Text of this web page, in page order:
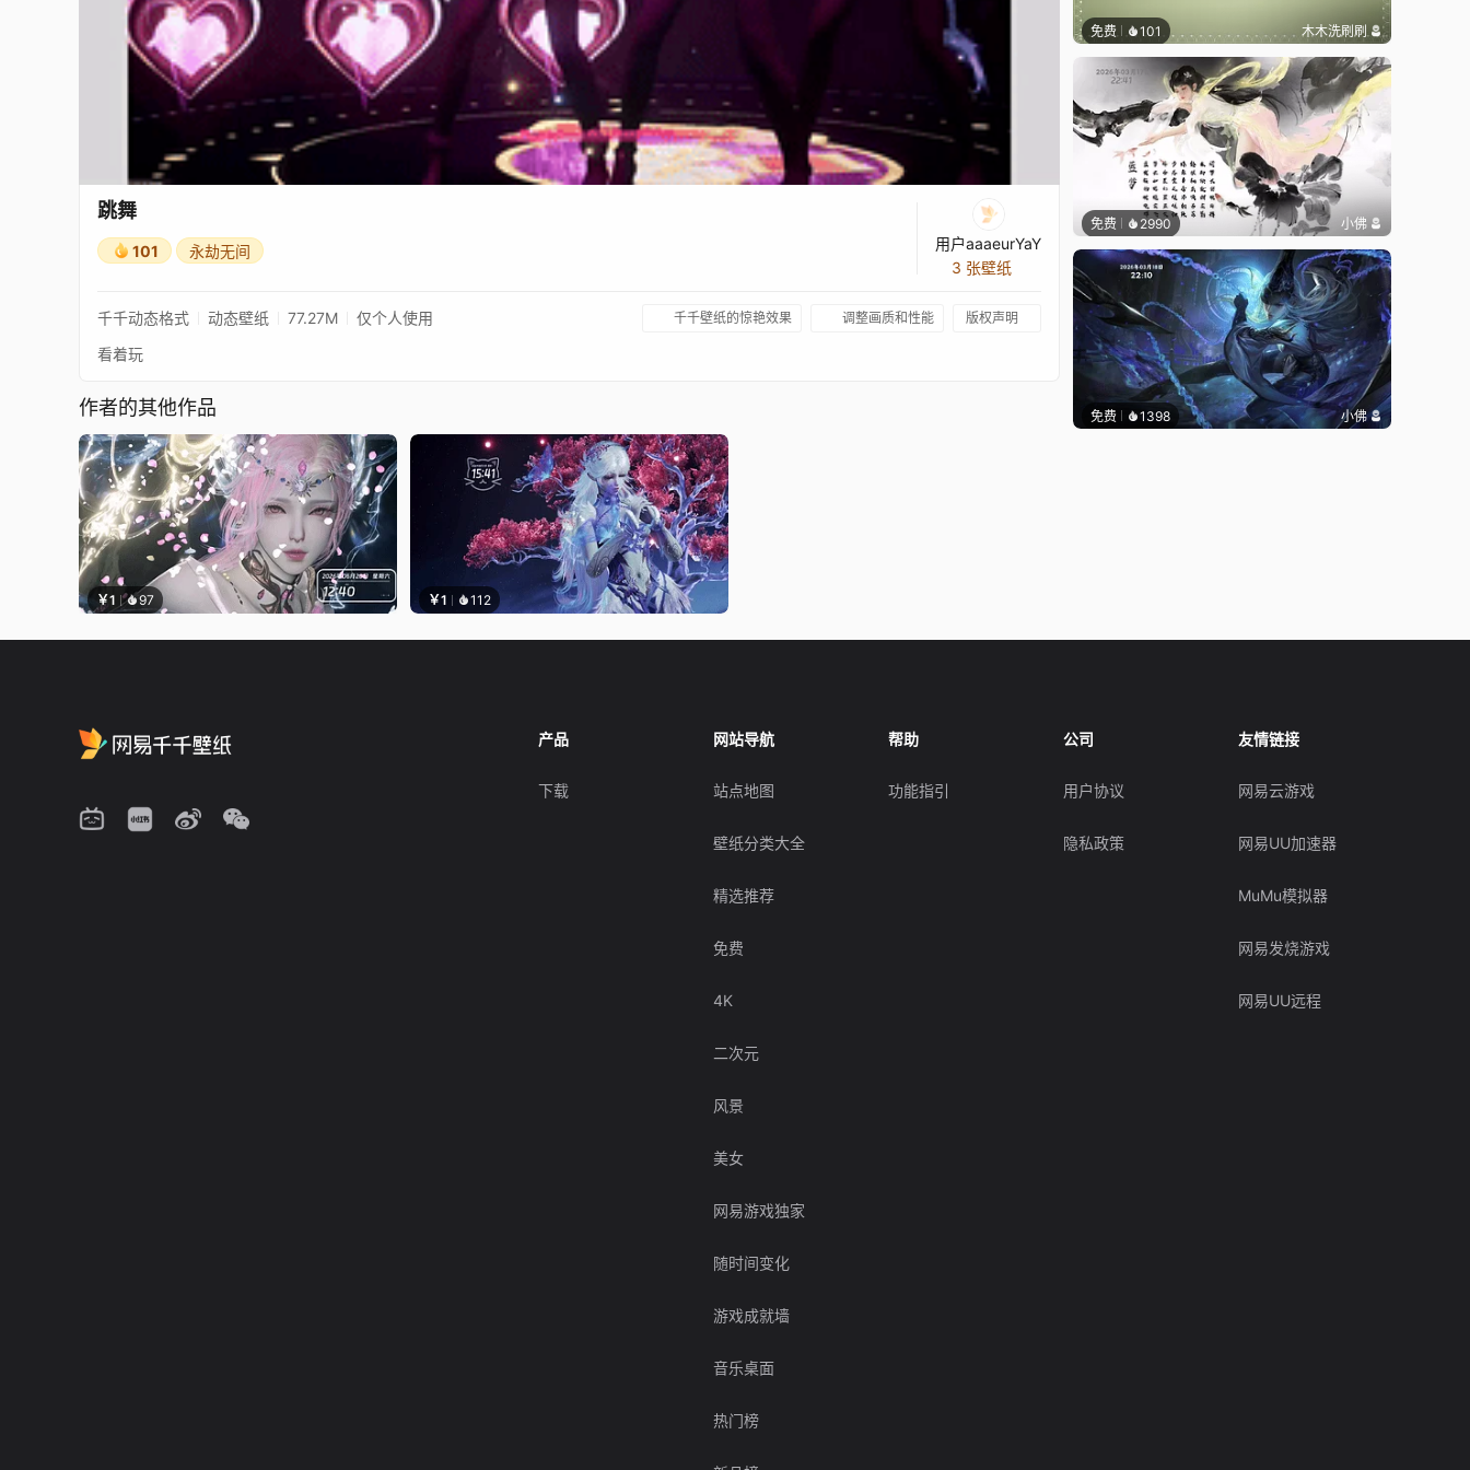
跳舞
101 永劫无间
用户aaaeurYaY
3 张壁纸
千千动态格式 动态壁纸 77.27M 仅个人使用 千千壁纸的惊艳效果 调整画质和性能 版权声明
看着玩
作者的其他作品
￥1 97 ￥1 112
免费 101 木木洗刷刷
免费 2990 小佛
免费 1398 小佛
产品
下载
网站导航
站点地图
壁纸分类大全
精选推荐
免费
4K
二次元
风景
美女
网易游戏独家
随时间变化
游戏成就墙
音乐桌面
热门榜
帮助
功能指引
公司
用户协议
隐私政策
友情链接
网易云游戏
网易UU加速器
MuMu模拟器
网易发烧游戏
网易UU远程